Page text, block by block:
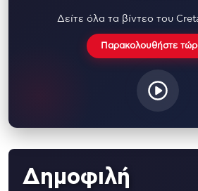
Δείτε όλα τα βίντεο του
Παρακολουθήστε
Δημοφιλή